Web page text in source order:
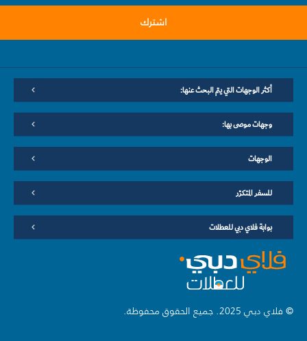
اشترك
أكثر الوجهات التي يتم البحث عنها:
وجهات موصى بها:
الوجهات
للسفر المتكرّر
بوابة فلاي دبي للعطلات
© فلاي دبي 2025. جميع الحقوق محفوظة.